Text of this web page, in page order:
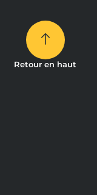
Retour en haut